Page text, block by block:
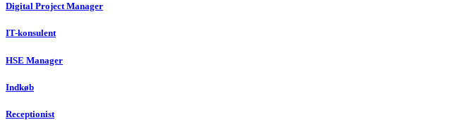
Digital Project Manager
IT-konsulent
HSE Manager
Indkøb
Receptionist